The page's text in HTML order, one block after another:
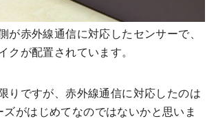
が赤外線通信に対応したセンサーで、
クが配置されています。
りですが、赤外線通信に対応したのは
がはじめてなのではないかと思いま